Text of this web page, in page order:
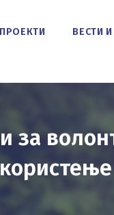
ПРОЕКТИ ВЕСТИ
за